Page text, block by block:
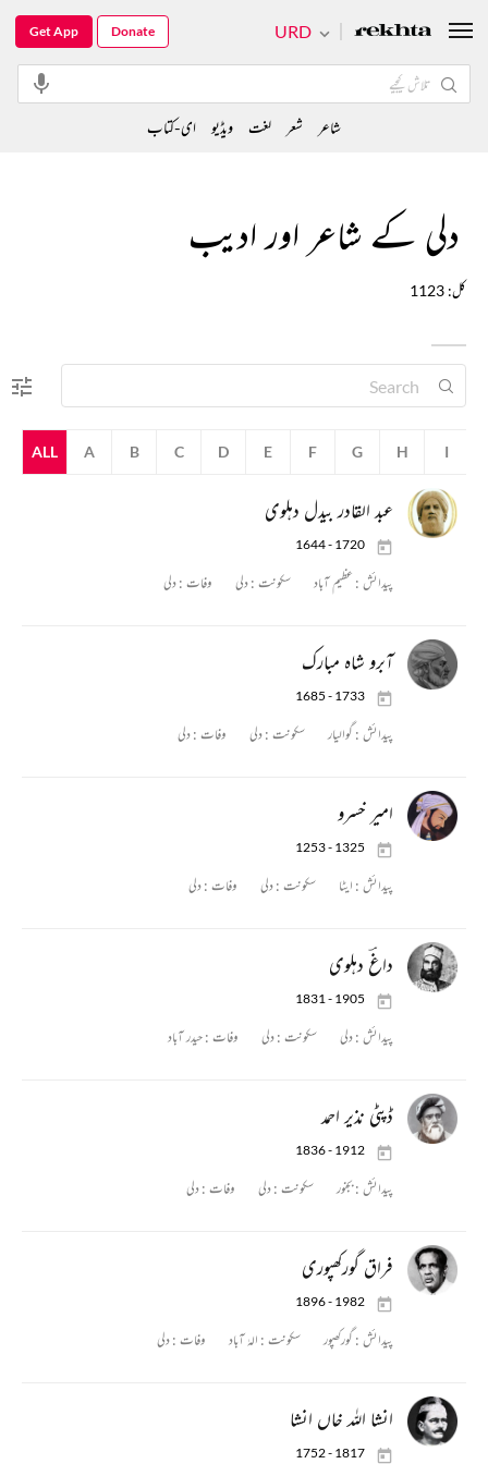
دلی کے شاعر اور ادیب
کل: 1123
ALL A B C D E F G H I
عبد القادر بیدل دہلوی
1644 - 1720
پیدائش : عظیم آباد سکونت :دلی وفات :دلی
آبرو شاہ مبارک
1685 - 1733
پیدائش : گوالیار سکونت :دلی وفات :دلی
امیر خسرو
1253 - 1325
پیدائش : ایٹا سکونت :دلی وفات :دلی
داغؔ دہلوی
1831 - 1905
پیدائش :دلی سکونت :دلی وفات :حیدر آباد
ڈپٹی نذیر احمد
1836 - 1912
پیدائش :بجنور سکونت :دلی وفات :دلی
فراق گورکھپوری
1896 - 1982
پیدائش : گورکھپور سکونت : الہٰ آباد وفات :دلی
انشا اللہ خاں انشا
1752 - 1817
URD
Get App Donate
شاعر شعر لغت ویڈیو ای-کتاب